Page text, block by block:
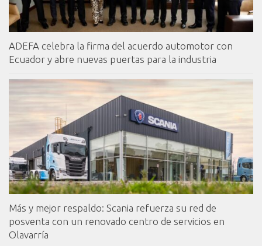
ADEFA celebra la firma del acuerdo automotor con
Ecuador y abre nuevas puertas para la industria
Más y mejor respaldo: Scania refuerza su red de
posventa con un renovado centro de servicios en
Olavarría